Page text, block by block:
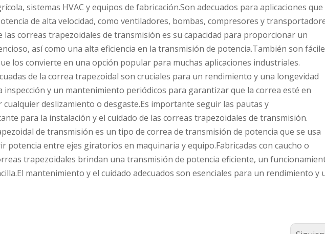
sistemas HVAC y equipos de fabricación.Son adecuados para aplicaciones que
de alta velocidad, como ventiladores, bombas, compresores y
las correas trapezoidales de transmisión es su capacidad para proporcionar un
así como una alta eficiencia en la transmisión de potencia.También son
los convierte en una opción popular para muchas aplicaciones industriales.
de la correa trapezoidal son cruciales para un rendimiento y una longevidad
inspección y un mantenimiento periódicos para garantizar que la correa esté en
cualquier deslizamiento o desgaste.Es importante seguir las pautas y
para la instalación y el cuidado de las correas trapezoidales de transmisión.
de transmisión es un tipo de correa de transmisión de potencia que se usa
potencia entre ejes giratorios en maquinaria y equipo.Fabricadas con caucho o
trapezoidales brindan una transmisión de potencia eficiente, un
mantenimiento y el cuidado adecuados son esenciales para un rendimiento y